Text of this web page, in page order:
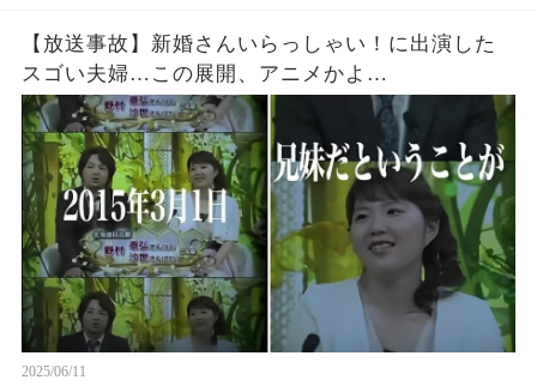
【放送事故】新婚さんいらっしゃい！に出演した
スゴい夫婦…この展開、アニメかよ…
2025/06/11